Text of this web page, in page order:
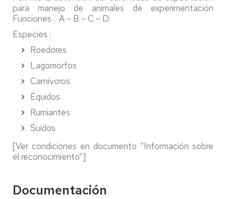
para manejo de animales de experimentación
Funciones : A – B – C – D.
Especies :
Roedores
Lagomorfos
Carnívoros
Équidos
Rumiantes
Suidos
[Ver condiciones en documento “Información sobre
el reconocimiento”]
Documentación